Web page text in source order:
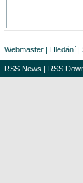
Webmaster | Hledání |
RSS News | RSS